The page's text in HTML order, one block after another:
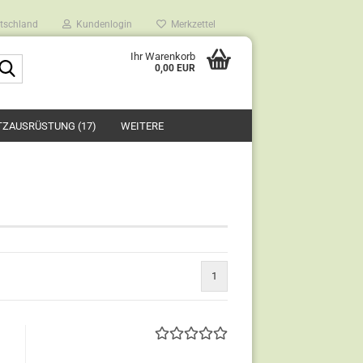
Kundenlogin Merkzettel
Ihr Warenkorb
0,00 EUR
(17) WEITERE
1